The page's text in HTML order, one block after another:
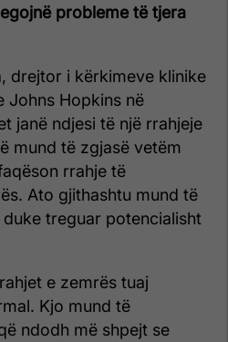
probleme të tjera
drejtor i kërkimeve klinike
Johns Hopkins në
janë ndjesi të një rrahjeje
mund të zgjasë vetëm
rrahje të
Ato gjithashtu mund të
treguar potencialisht
e zemrës tuaj
Kjo mund të
ndodh më shpejt se